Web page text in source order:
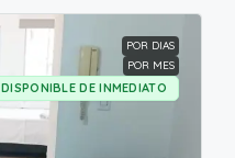
POR DIAS
POR MES
DISPONIBLE DE INMEDIATO